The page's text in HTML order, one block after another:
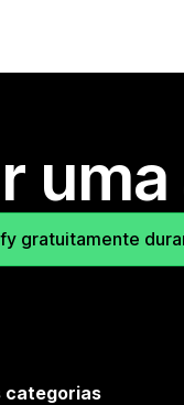
gratuitamente
categorias